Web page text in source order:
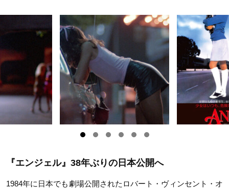
『エンジェル』38年ぶりの日本公開へ
1984年に日本でも劇場公開されたロバート・ヴィンセント・オ